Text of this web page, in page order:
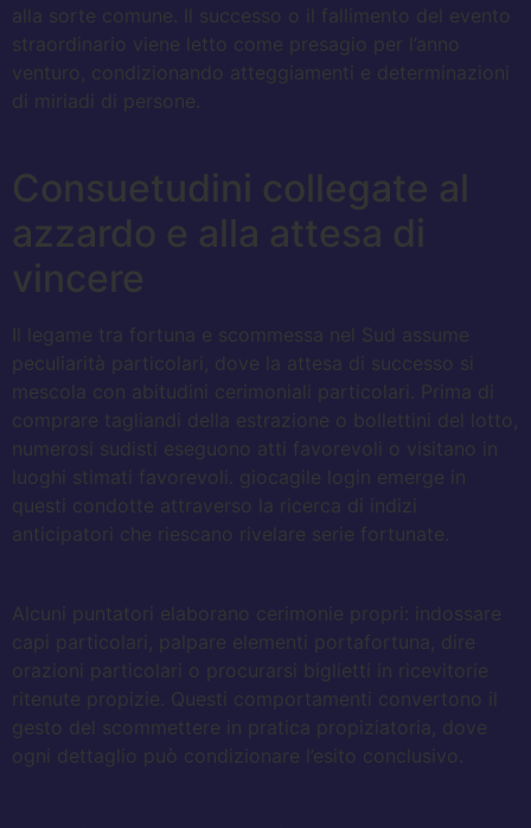
alla sorte comune. Il successo o il fallimento del evento
straordinario viene letto come presagio per l’anno
venturo, condizionando atteggiamenti e determinazioni
di miriadi di persone.
Consuetudini collegate al
azzardo e alla attesa di
vincere
Il legame tra fortuna e scommessa nel Sud assume
peculiarità particolari, dove la attesa di successo si
mescola con abitudini cerimoniali particolari. Prima di
comprare tagliandi della estrazione o bollettini del lotto,
numerosi sudisti eseguono atti favorevoli o visitano in
luoghi stimati favorevoli. giocagile login emerge in
questi condotte attraverso la ricerca di indizi
anticipatori che riescano rivelare serie fortunate.
Alcuni puntatori elaborano cerimonie propri: indossare
capi particolari, palpare elementi portafortuna, dire
orazioni particolari o procurarsi biglietti in ricevitorie
ritenute propizie. Questi comportamenti convertono il
gesto del scommettere in pratica propiziatoria, dove
ogni dettaglio può condizionare l’esito conclusivo.